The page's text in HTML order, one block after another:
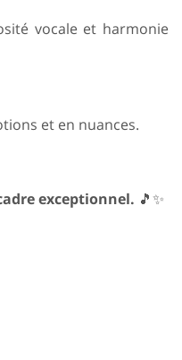
vocale et harmonie
et en nuances.
exceptionnel. 🎵✨